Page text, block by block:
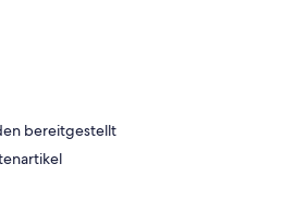
bereitgestellt